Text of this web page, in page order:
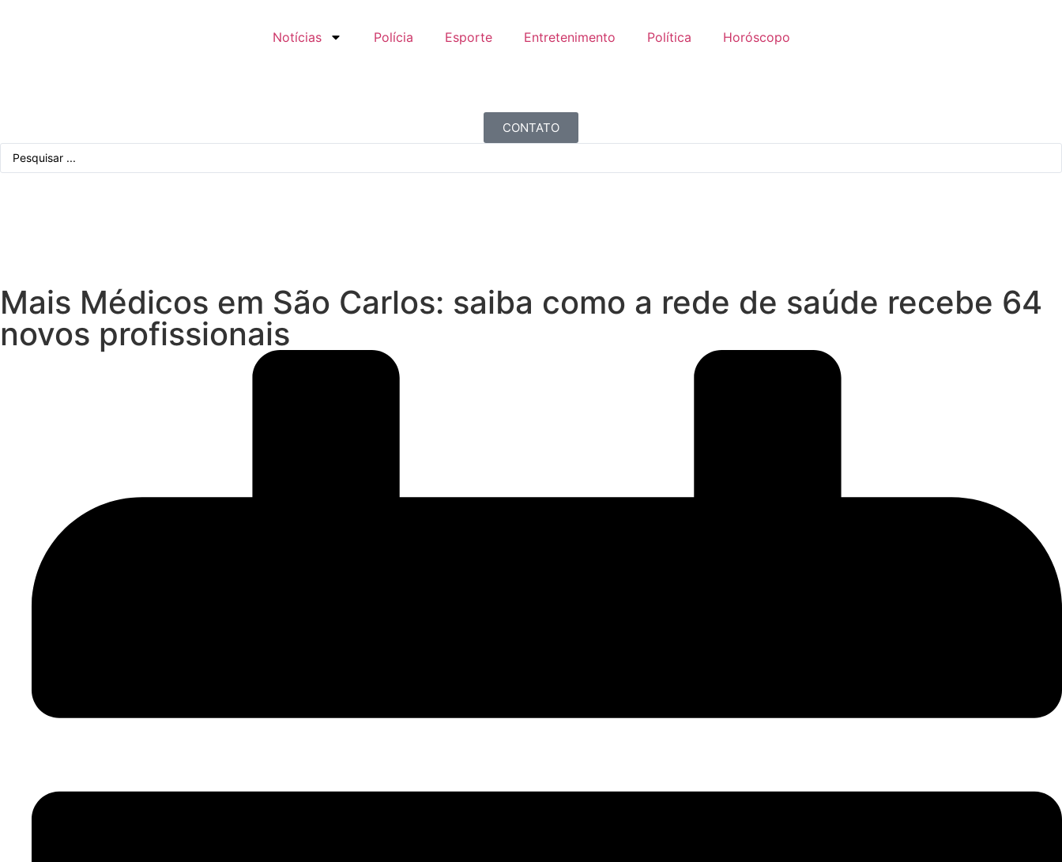
Notícias Polícia Esporte Entretenimento Política Horóscopo
CONTATO
Mais Médicos em São Carlos: saiba como a rede de saúde recebe 64
novos profissionais